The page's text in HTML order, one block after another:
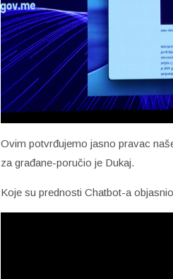
Ovim potvrđujemo jasno pravac
za građane-poručio je Dukaj.
Koje su prednosti Chatbot-a